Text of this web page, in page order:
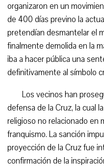
organizaron en un
de 400 días previno la
pretendían desmantelar el
finalmente demolida en la
iba a hacer pública una
definitivamente al símbolo
Los vecinos han
defensa de la Cruz, la cual
religioso no relacionado en
franquismo. La sanción
proyección de la Cruz fue
confirmación de la